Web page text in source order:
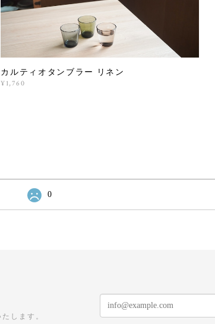
カルティオタンブラー リネン
¥1,760
0
します。